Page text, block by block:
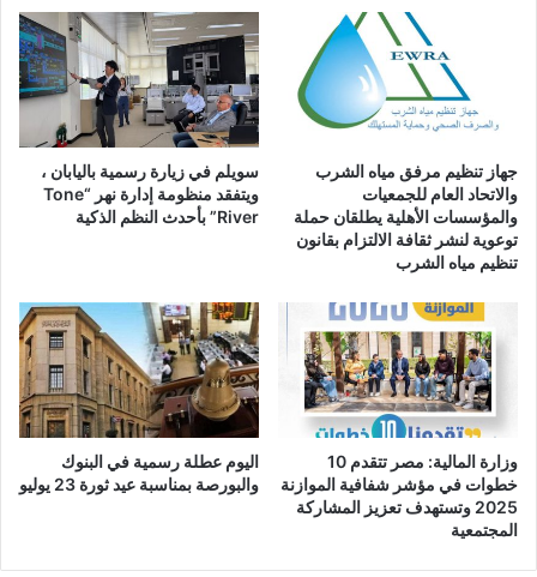
جهاز تنظيم مرفق مياه الشرب
والاتحاد العام للجمعيات
والمؤسسات الأهلية يطلقان حملة
توعوية لنشر ثقافة الالتزام بقانون
تنظيم مياه الشرب
سويلم في زيارة رسمية باليابان ،
ويتفقد منظومة إدارة نهر “Tone
River” بأحدث النظم الذكية
وزارة المالية: مصر تتقدم 10
خطوات في مؤشر شفافية الموازنة
2025 وتستهدف تعزيز المشاركة
المجتمعية
اليوم عطلة رسمية في البنوك
والبورصة بمناسبة عيد ثورة 23 يوليو